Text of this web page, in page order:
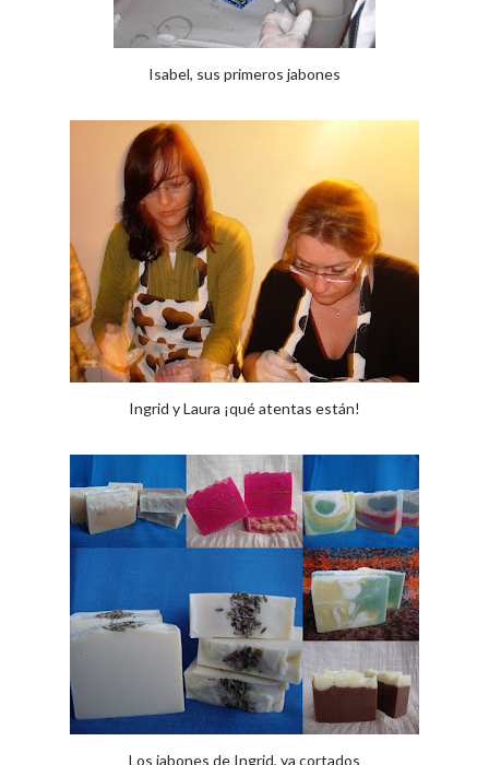
Isabel, sus primeros jabones
Ingrid y Laura ¡qué atentas están!
Los jabones de Ingrid, ya cortados